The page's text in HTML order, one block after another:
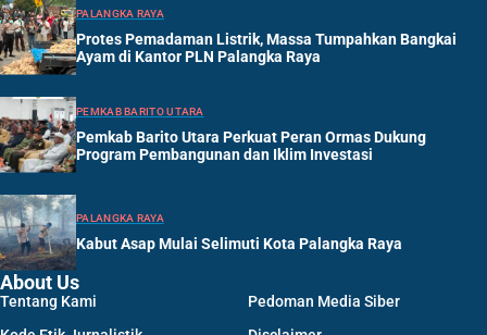
PALANGKA RAYA
Protes Pemadaman Listrik, Massa Tumpahkan Bangkai
Ayam di Kantor PLN Palangka Raya
PEMKAB BARITO UTARA
Pemkab Barito Utara Perkuat Peran Ormas Dukung
Program Pembangunan dan Iklim Investasi
PALANGKA RAYA
Kabut Asap Mulai Selimuti Kota Palangka Raya
About Us
Tentang Kami
Pedoman Media Siber